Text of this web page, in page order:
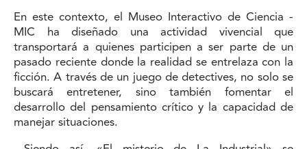
En este contexto, el Museo Interactivo de Ciencia -
MIC ha diseñado una actividad vivencial que
transportará a quienes participen a ser parte de un
pasado reciente donde la realidad se entrelaza con la
ficción. A través de un juego de detectives, no solo se
buscará entretener, sino también fomentar el
desarrollo del pensamiento crítico y la capacidad de
manejar situaciones.